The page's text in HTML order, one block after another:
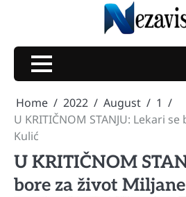
Home 2022 August
1
U KRITIČNOM STANJU: Lekari
Kulić
U KRITIČNOM
bore za život